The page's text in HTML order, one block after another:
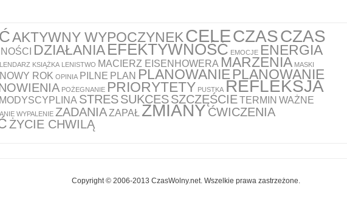
AKTYWNY WYPOCZYNEKCELECZASCZAS
DZIAŁANIAEFEKTYWNOŚĆ EMOCJE ENERGIA
KSIĄŻKA LENISTWO MACIERZ EISENHOWERA MARZENIA MASKI
NOWY ROK OPINIA PILNE PLAN PLANOWANIEPLANOWANIE
POŻEGNANIE PRIORYTETY PUSTKA REFLEKSJA
STRESSUKCESSZCZĘŚCIETERMIN WAŻNE
WYPALENIE ZADANIAZAPAŁ ZMIANY ĆWICZENIA
ŻYCIE CHWILĄ
Copyright © 2006-2013 CzasWolny.net. Wszelkie prawa zastrzeżone.